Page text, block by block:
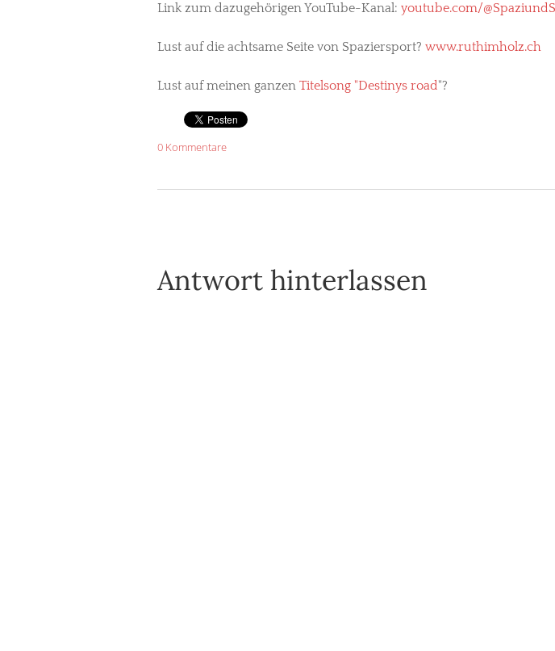
Link zum dazugehörigen YouTube-Kanal: youtube.com/
Lust auf die achtsame Seite von Spaziersport? www.ruthimholz.ch
Lust auf meinen ganzen Titelsong "Destinys road"?
0 Kommentare
Antwort hinterlassen